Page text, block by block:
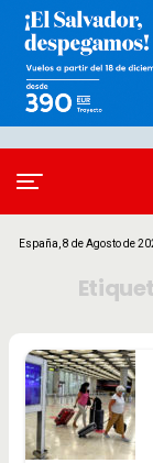
España, 8 de Agosto de